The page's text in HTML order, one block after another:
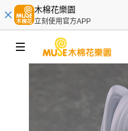
木棉花樂園
立刻使用官方APP